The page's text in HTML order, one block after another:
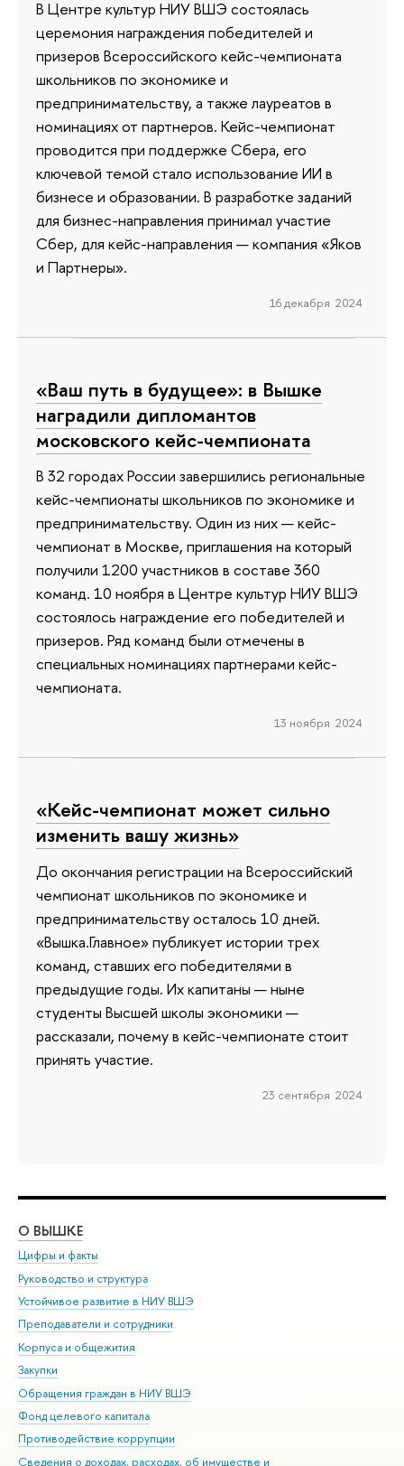
В Центре культур НИУ ВШЭ состоялась
церемония награждения победителей и
призеров Всероссийского кейс-чемпионата
школьников по экономике и
предпринимательству, а также лауреатов в
номинациях от партнеров. Кейс-чемпионат
проводится при поддержке Сбера, его
ключевой темой стало использование ИИ в
бизнесе и образовании. В разработке заданий
для бизнес-направления принимал участие
Сбер, для кейс-направления — компания «Яков
и Партнеры».
16 декабря 2024
«Ваш путь в будущее»: в Вышке
наградили дипломантов
московского кейс-чемпионата
В 32 городах России завершились региональные
кейс-чемпионаты школьников по экономике и
предпринимательству. Один из них — кейс-
чемпионат в Москве, приглашения на который
получили 1200 участников в составе 360
команд. 10 ноября в Центре культур НИУ ВШЭ
состоялось награждение его победителей и
призеров. Ряд команд были отмечены в
специальных номинациях партнерами кейс-
чемпионата.
13 ноября 2024
«Кейс-чемпионат может сильно
изменить вашу жизнь»
До окончания регистрации на Всероссийский
чемпионат школьников по экономике и
предпринимательству осталось 10 дней.
«Вышка.Главное» публикует истории трех
команд, ставших его победителями в
предыдущие годы. Их капитаны — ныне
студенты Высшей школы экономики —
рассказали, почему в кейс-чемпионате стоит
принять участие.
23 сентября 2024
О ВЫШКЕ
Цифры и факты
Руководство и структура
Устойчивое развитие в НИУ ВШЭ
Преподаватели и сотрудники
Корпуса и общежития
Закупки
Обращения граждан в НИУ ВШЭ
Фонд целевого капитала
Противодействие коррупции
Сведения о доходах, расходах, об имуществе и